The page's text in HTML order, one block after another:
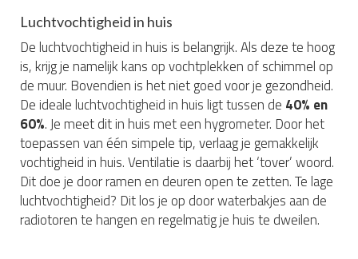
Luchtvochtigheid in huis
De luchtvochtigheid in huis is belangrijk. Als deze te hoog
is, krijg je namelijk kans op vochtplekken of schimmel op
de muur. Bovendien is het niet goed voor je gezondheid.
De ideale luchtvochtigheid in huis ligt tussen de 40% en
60%. Je meet dit in huis met een hygrometer. Door het
toepassen van één simpele tip, verlaag je gemakkelijk
vochtigheid in huis. Ventilatie is daarbij het ‘tover’ woord.
Dit doe je door ramen en deuren open te zetten. Te lage
luchtvochtigheid? Dit los je op door waterbakjes aan de
radiotoren te hangen en regelmatig je huis te dweilen.